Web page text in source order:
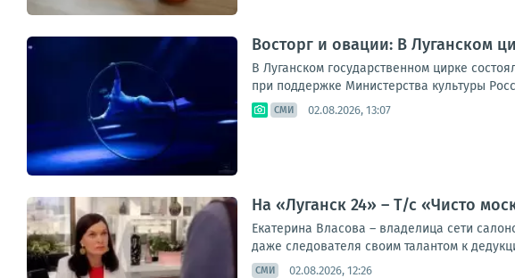
Восторг и овации: В Луганском
В Луганском государственном цирке
при поддержке Министерства культуры
СМИ 02.08.2026, 13:07
На «Луганск 24» – Т/с «Чисто
Екатерина Власова – владелица сети
даже следователя своим талантом к
СМИ 02.08.2026, 12:26